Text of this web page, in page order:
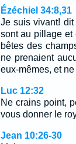
Ézéchiel 34:8,31
Je suis vivant!
sont au pillage et
bêtes des
ne prenaient
eux-mêmes, et
Luc 12:32
Ne crains point,
vous donner le
Jean 10:26-30